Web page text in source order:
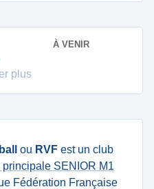
À VENIR
plus
ou RVF est un club
principale SENIOR M1
Fédération Française